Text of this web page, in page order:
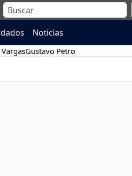
Noticias
Gustavo Petro